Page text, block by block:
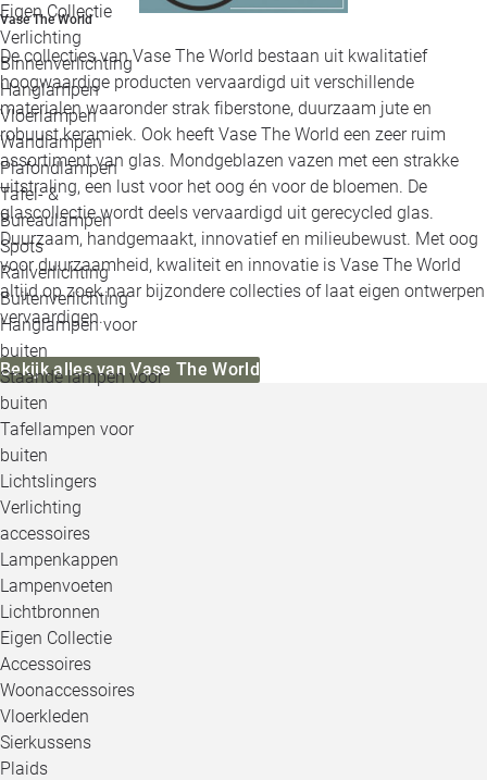
Eigen Collectie
Verlichting
Binnenverlichting
Hanglampen
Vloerlampen
Wandlampen
Plafondlampen
Tafel- &
Bureaulampen
Spots
Railverlichting
Buitenverlichting
Hanglampen voor
buiten
Staande lampen voor
buiten
Tafellampen voor
buiten
Lichtslingers
Verlichting
accessoires
Lampenkappen
Lampenvoeten
Lichtbronnen
Eigen Collectie
Accessoires
Woonaccessoires
Vloerkleden
Sierkussens
Plaids
Vase The World
De collecties van Vase The World bestaan uit kwalitatief
hoogwaardige producten vervaardigd uit verschillende
materialen waaronder strak fiberstone, duurzaam jute en
robuust keramiek. Ook heeft Vase The World een zeer ruim
assortiment van glas. Mondgeblazen vazen met een strakke
uitstraling, een lust voor het oog én voor de bloemen. De
glascollectie wordt deels vervaardigd uit gerecycled glas.
Duurzaam, handgemaakt, innovatief en milieubewust. Met oog
voor duurzaamheid, kwaliteit en innovatie is Vase The World
altijd op zoek naar bijzondere collecties of laat eigen ontwerpen
vervaardigen.
Bekijk alles van Vase The World